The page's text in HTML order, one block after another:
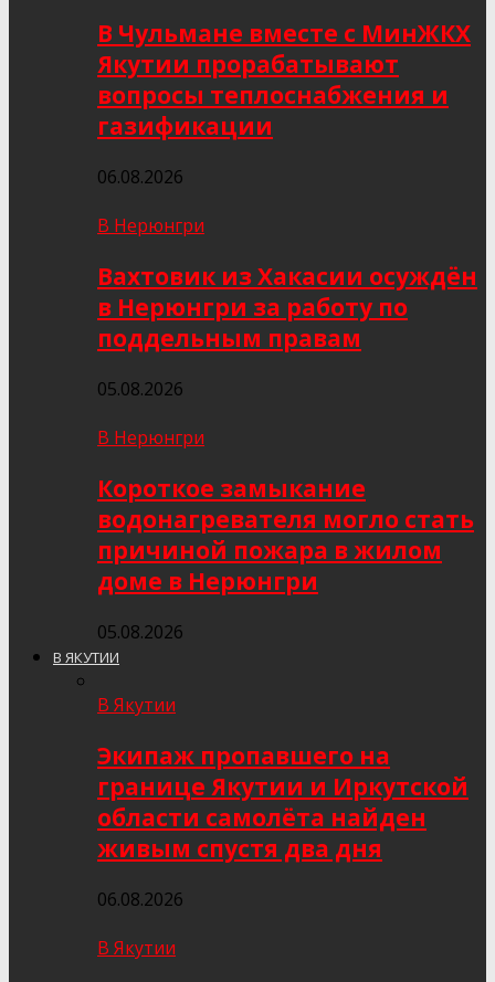
В Чульмане вместе с МинЖКХ
Якутии прорабатывают
вопросы теплоснабжения и
газификации
06.08.2026
В Нерюнгри
Вахтовик из Хакасии осуждён
в Нерюнгри за работу по
поддельным правам
05.08.2026
В Нерюнгри
Короткое замыкание
водонагревателя могло стать
причиной пожара в жилом
доме в Нерюнгри
05.08.2026
В ЯКУТИИ
В Якутии
Экипаж пропавшего на
границе Якутии и Иркутской
области самолёта найден
живым спустя два дня
06.08.2026
В Якутии